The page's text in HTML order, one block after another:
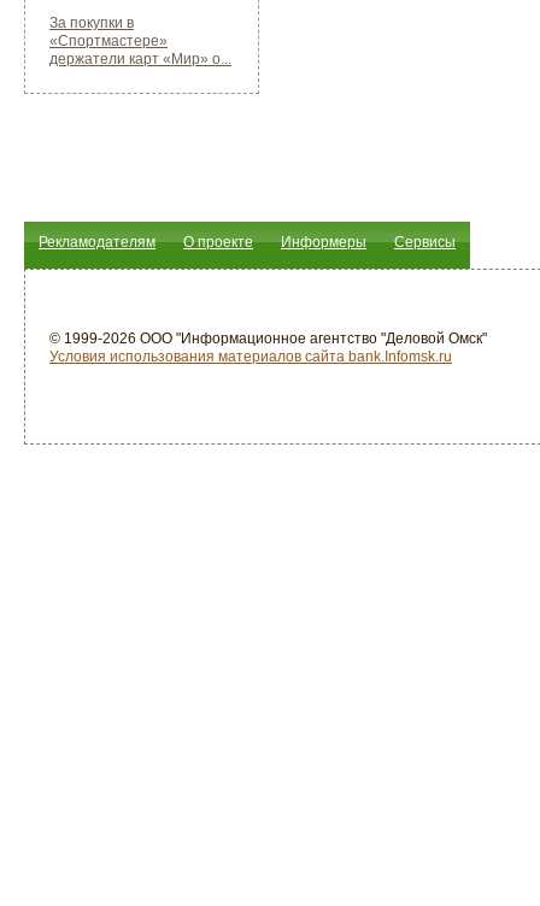
За покупки в
«Спортмастере»
держатели карт «Мир» о...
Рекламодателям О проекте Информеры Сервисы
© 1999-2026 ООО "Информационное агентство "Деловой Омск"
Условия использования материалов сайта bank.Infomsk.ru